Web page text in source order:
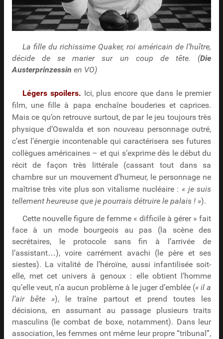
La fille du richissime Quaker, roi américain de l’huître,
décide de se marier sur un coup de tête. (Die
Austerprinzessin en VO)
Légers spoilers. Ici, plus encore que dans le premier
film, une fille à papa enchaîne bouderies et caprices.
Mais ce qu’on retrouve surtout, de par le jeu toujours très
physique d’Oswalda et son nouveau personnage outré,
c’est l’énergie incontenable qui caractérisera ses futures
collègues américaines – et qui s’exprime dès le début du
récit de façon très littérale (cassant tout dans sa
chambre sur un mouvement d’humeur, le personnage ne
maîtrise très vite plus son vitalisme nucléaire : « je suis
tellement heureuse que je pourrais détruire le palais ! »).
Cette nouvelle figure de femme « difficile à gérer » fait
face à un mode bourgeois au pas (la scène des
secrétaires, le protocole sans fin à l’arrivée de
l’assistant…), voire carrément avachi (le père et ses
siestes). La vitalité de l’héroïne, aussi infantilisée soit-
elle, met cet univers à genoux : elle obtient l’homme
qu’elle veut, n’a aucun problème à le juger d’emblée (« il a
l’air bête »), le traîne partout et prend toutes les
décisions, en assumant au passage plusieurs traits
masculins (le combat de boxe, notamment). Dans leur
association, les femmes ont même leur propre “tribunal”,